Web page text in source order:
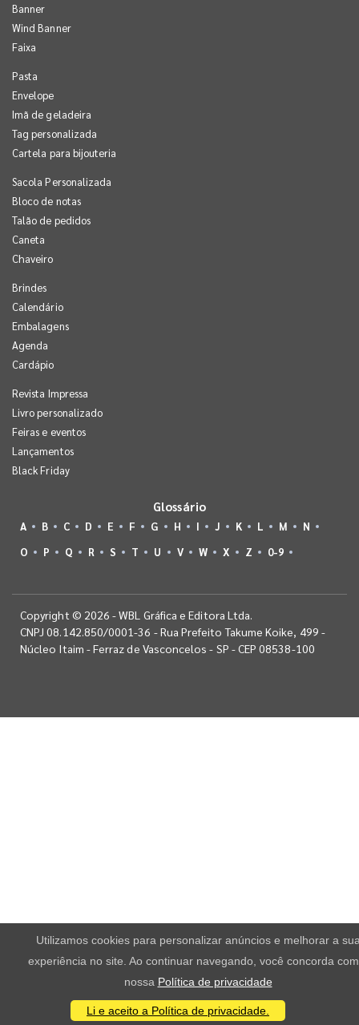
Banner
Wind Banner
Faixa
Pasta
Envelope
Imã de geladeira
Tag personalizada
Cartela para bijouteria
Sacola Personalizada
Bloco de notas
Talão de pedidos
Caneta
Chaveiro
Brindes
Calendário
Embalagens
Agenda
Cardápio
Revista Impressa
Livro personalizado
Feiras e eventos
Lançamentos
Black Friday
Glossário
A B C D E F G H I J K L M
N
O
P Q R S T U V W X Z 0-9
Copyright © 2026 - WBL Gráfica e Editora Ltda.
CNPJ 08.142.850/0001-36 - Rua Prefeito Takume Koike, 499 -
Núcleo Itaim - Ferraz de Vasconcelos - SP - CEP 08538-100
Utilizamos cookies para personalizar anúncios e melhorar a
experiência no site. Ao continuar navegando, você concorda
nossa Política de privacidade
Li e aceito a Política de privacidade.